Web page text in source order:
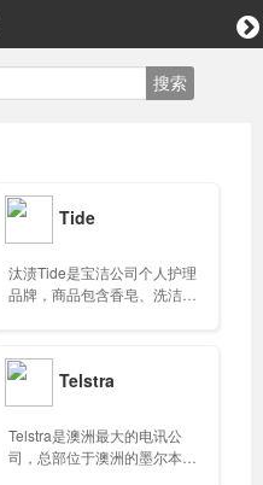
Tide
汰渍Tide是宝洁公司个人护理
品牌，商品包含香皂、洗洁
Telstra
Telstra是澳洲最大的电讯公
司，总部位于澳洲的墨尔本，